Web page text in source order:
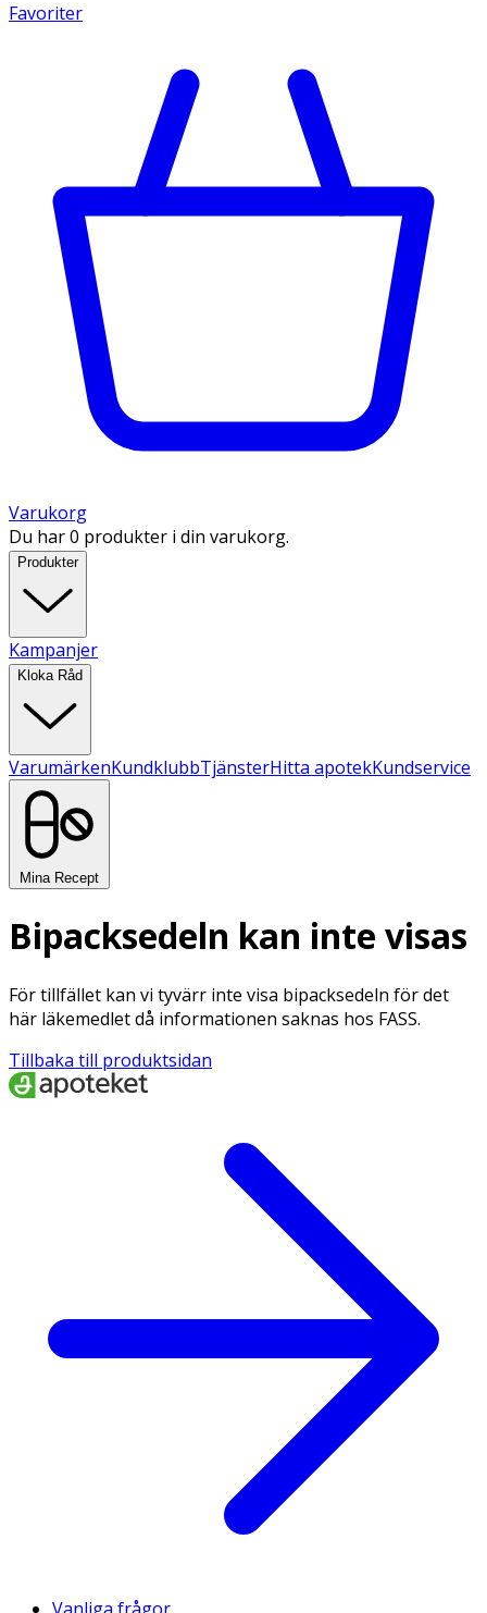
Favoriter
Varukorg
Du har 0 produkter i din varukorg.
Produkter
Kampanjer
Kloka Råd
VarumärkenKundklubbTjänsterHitta apotekKundservice
Mina Recept
Bipacksedeln kan inte visas
För tillfället kan vi tyvärr inte visa bipacksedeln för det
här läkemedlet då informationen saknas hos FASS.
Tillbaka till produktsidan